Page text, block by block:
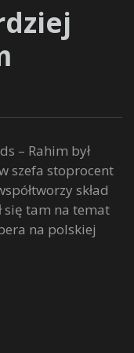
– Rahim był
szefa stoprocent
skład
się tam na temat
na polskiej